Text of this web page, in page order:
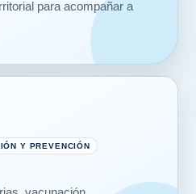
vacunación,
para cuidar a